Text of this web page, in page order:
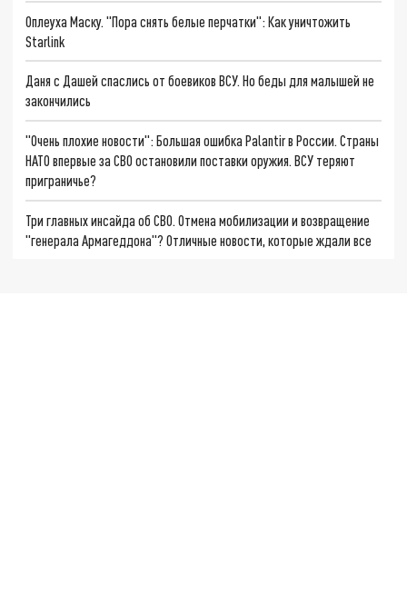
Оплеуха Маску. "Пора снять белые перчатки": Как уничтожить
Starlink
Даня с Дашей спаслись от боевиков ВСУ. Но беды для малышей не
закончились
"Очень плохие новости": Большая ошибка Palantir в России. Страны
НАТО впервые за СВО остановили поставки оружия. ВСУ теряют
приграничье?
Три главных инсайда об СВО. Отмена мобилизации и возвращение
"генерала Армагеддона"? Отличные новости, которые ждали все